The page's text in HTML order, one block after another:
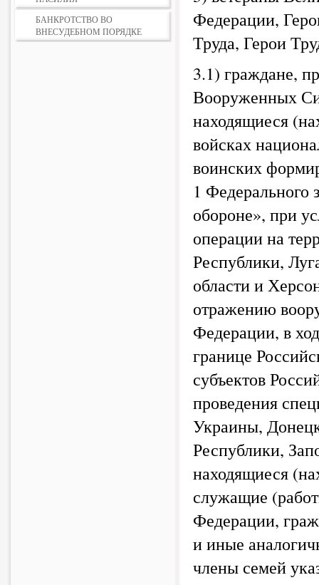
БАНКРОТСТВО ВО
ВНЕСУДЕБНОМ ПОРЯДКЕ
Федерации,
Труда, Герои
3.1) граждане,
Вооруженных
находящиеся
войсках
воинских
1
обороне», при
операции на
Республики,
области и
отражению
Федерации, в
границе
субъектов
проведения
Украины,
Республики,
находящиеся
служащие
Федерации,
и иные
члены семей